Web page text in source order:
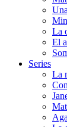
La
El
Series
La